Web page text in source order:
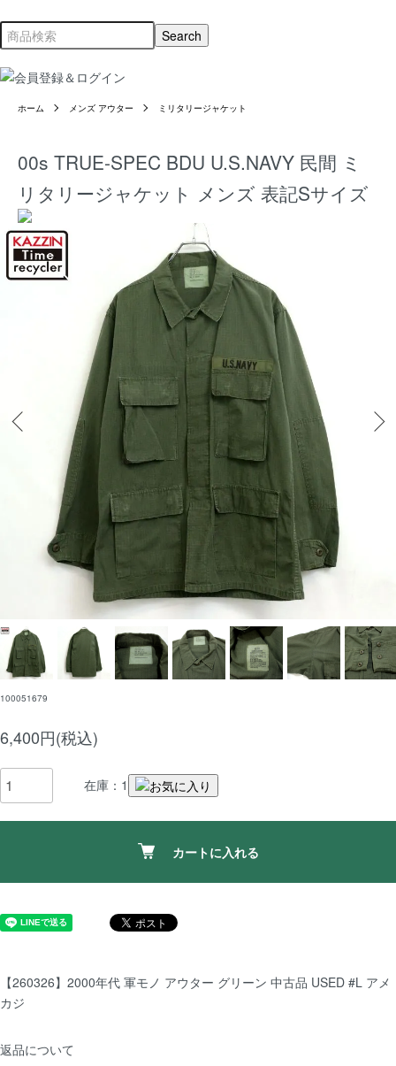
ホーム メンズ アウター ミリタリージャケット
00s TRUE-SPEC BDU U.S.NAVY 民間 ミ
リタリージャケット メンズ 表記Sサイズ
100051679
6,400円(税込)
在庫：1
カートに入れる
【260326】2000年代 軍モノ アウター グリーン 中古品 USED #L アメ
カジ
返品について